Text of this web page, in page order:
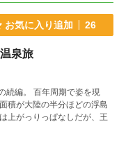
お気に入り追加 26
泉旅
続編。 百年周期で姿を現
積が大陸の半分ほどの浮島
上がっりっぱなしだが、王